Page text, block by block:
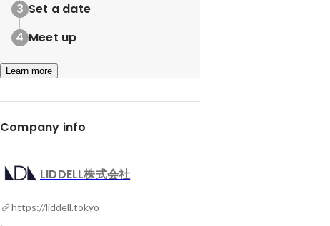
Set a date
Meet up
Learn more
Company info
LIDDELL株式会社
https://liddell.tokyo